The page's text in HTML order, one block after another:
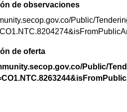
de observaciones
Public/
de oferta
Public/